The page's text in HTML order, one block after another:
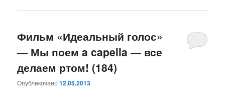
Фильм «Идеальный голос»
— Мы поем a capella — все
делаем ртом! (184)
Опубликовано12.05.2013